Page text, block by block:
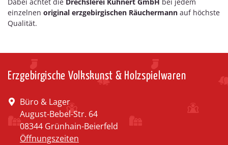
einzelnen original erzgebirgischen Räuchermann auf höchste
Qualität.
Erzgebirgische Volkskunst & Holzspielwaren
Büro & Lager
August-Bebel-Str. 64
08344 Grünhain-Beierfeld
Öffnungszeiten